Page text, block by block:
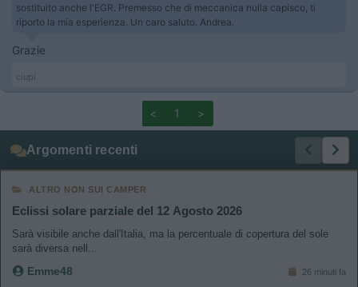
sostituito anche l'EGR. Premesso che di meccanica nulla capisco, ti
riporto la mia esperienza. Un caro saluto. Andrea.
Grazie
ciupi
< 1 >
Argomenti recenti
ALTRO NON SUI CAMPER
Eclissi solare parziale del 12 Agosto 2026
Sarà visibile anche dall'Italia, ma la percentuale di copertura del sole
sarà diversa nell...
Emme48 26 minuti fa